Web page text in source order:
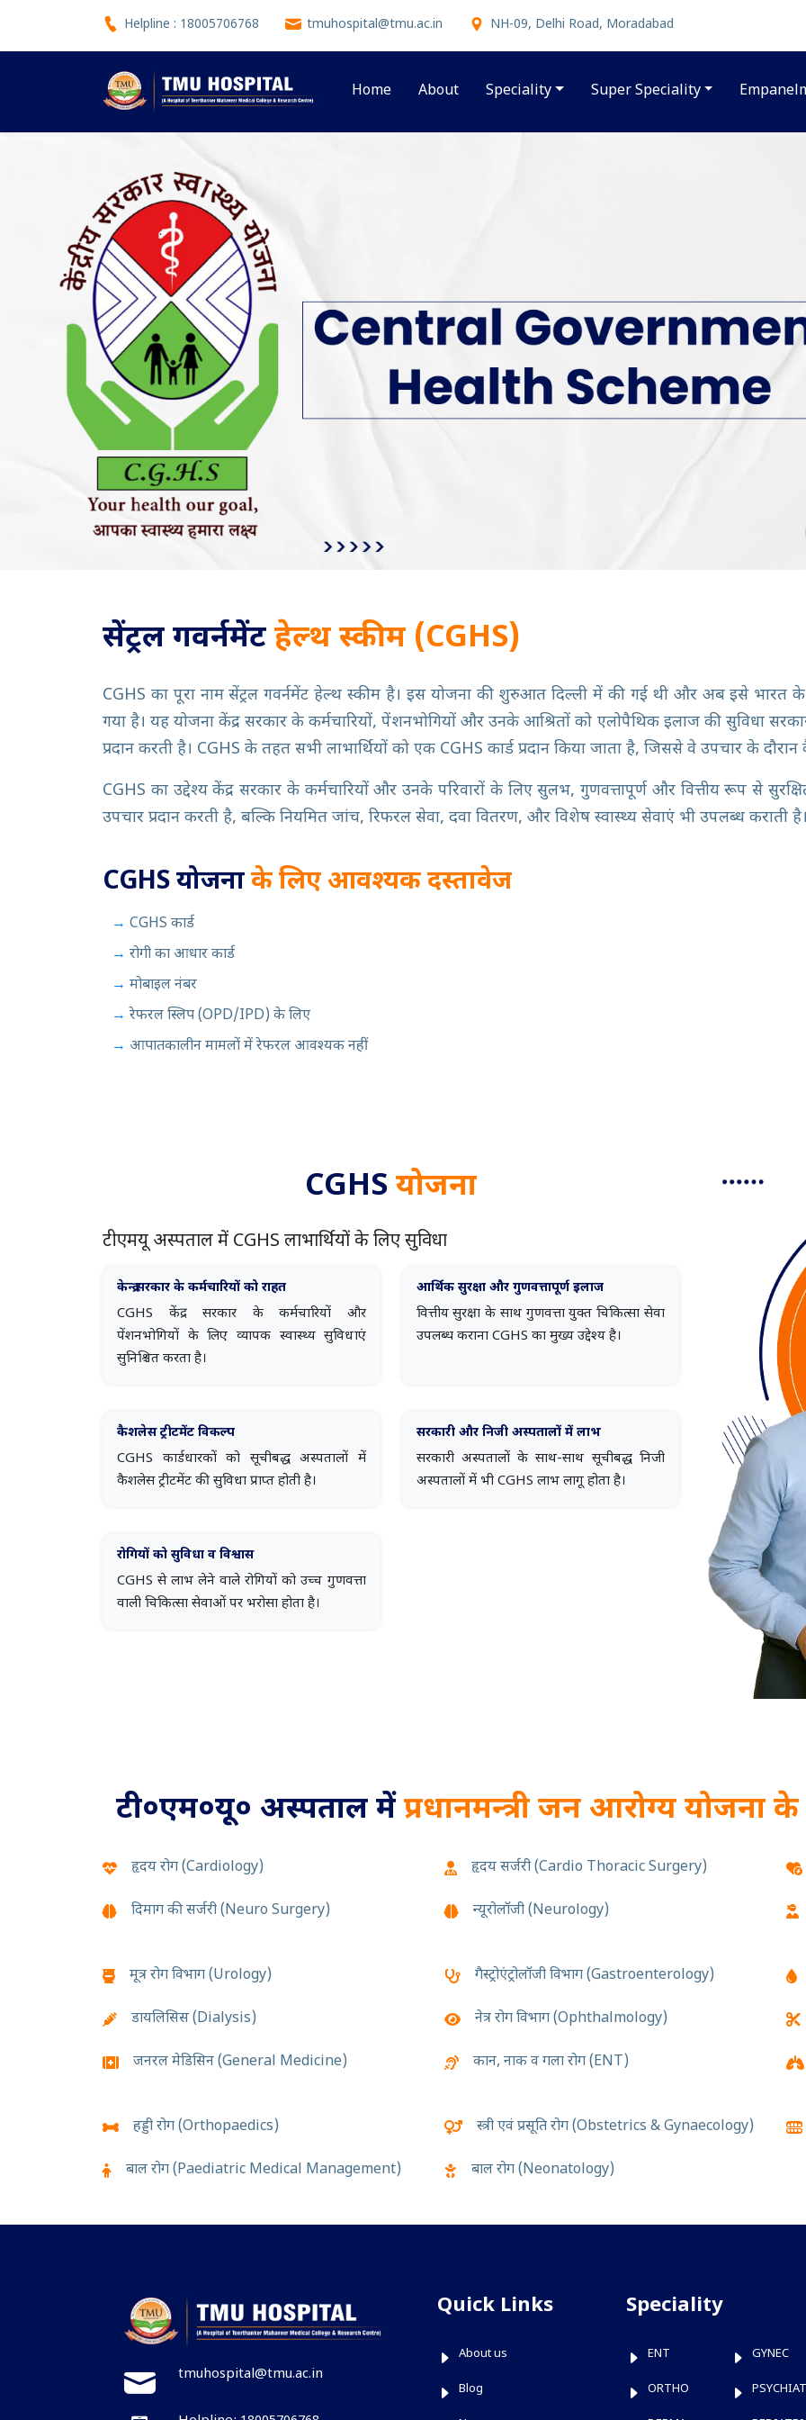
Helpline : 18005706768 tmuhospital@tmu.ac.in NH-09, Delhi Road, Moradabad
Home About Speciality Super Speciality
सेंट्रल गवर्नमेंट हेल्थ स्कीम (CGHS)
CGHS का पूरा नाम सेंट्रल गवर्नमेंट हेल्थ स्कीम है। इस योजना की शुरुआत दिल्ली में की गई थी और अब इसे भारत
गया है। यह योजना केंद्र सरकार के कर्मचारियों, पेंशनभोगियों और उनके आश्रितों को एलोपैथिक इलाज की सुविधा
प्रदान करती है। CGHS के तहत सभी लाभार्थियों को एक CGHS कार्ड प्रदान किया जाता है, जिससे वे उपचार के
CGHS का उद्देश्य केंद्र सरकार के कर्मचारियों और उनके परिवारों के लिए सुलभ, गुणवत्तापूर्ण और वित्तीय रूप से
उपचार प्रदान करती है, बल्कि नियमित जांच, रिफरल सेवा, दवा वितरण, और विशेष स्वास्थ्य सेवाएं भी उपलब्ध कराती
CGHS योजनाके लिए आवश्यक दस्तावेज
CGHS कार्ड
रोगी का आधार कार्ड
मोबाइल नंबर
रेफरल स्लिप (OPD/IPD) के लिए
आपातकालीन मामलों में रेफरल आवश्यक नहीं
CGHS योजना
टीएमयू अस्पताल में CGHS लाभार्थियों के लिए सुविधा
केन्द्र सरकार के कर्मचारियों को राहत
CGHS केंद्र सरकार के कर्मचारियों और
पेंशनभोगियों के लिए व्यापक स्वास्थ्य सुविधाएं
सुनिश्चित करता है।
आर्थिक सुरक्षा और गुणवत्तापूर्ण इलाज
वित्तीय सुरक्षा के साथ गुणवत्ता युक्त चिकित्सा सेवा
उपलब्ध कराना CGHS का मुख्य उद्देश्य है।
कैशलेस ट्रीटमेंट विकल्प
CGHS कार्डधारकों को सूचीबद्ध अस्पतालों में
कैशलेस ट्रीटमेंट की सुविधा प्राप्त होती है।
सरकारी और निजी अस्पतालों में लाभ
सरकारी अस्पतालों के साथ-साथ सूचीबद्ध निजी
अस्पतालों में भी CGHS लाभ लागू होता है।
रोगियों को सुविधा व विश्वास
CGHS से लाभ लेने वाले रोगियों को उच्च गुणवत्ता
वाली चिकित्सा सेवाओं पर भरोसा होता है।
टी०एम०यू० अस्पताल में प्रधानमन्त्री जन आरोग्य योजना
हृदय रोग (Cardiology) हृदय सर्जरी (Cardio Thoracic Surgery)
दिमाग की सर्जरी (Neuro Surgery) न्यूरोलॉजी (Neurology)
मूत्र रोग विभाग (Urology) गैस्ट्रोएंट्रोलॉजी विभाग (Gastroenterology)
डायलिसिस (Dialysis) नेत्र रोग विभाग (Ophthalmology)
जनरल मेडिसिन (General Medicine) कान, नाक व गला रोग (ENT)
हड्डी रोग (Orthopaedics) स्त्री एवं प्रसूति रोग (Obstetrics & Gynaecology)
बाल रोग (Paediatric Medical Management) बाल रोग (Neonatology)
tmuhospital@tmu.ac.in
Quick Links
About us
Blog
Speciality
ENT GYNEC
ORTHO